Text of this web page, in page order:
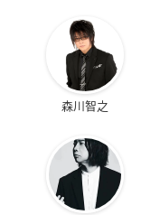
森川智之